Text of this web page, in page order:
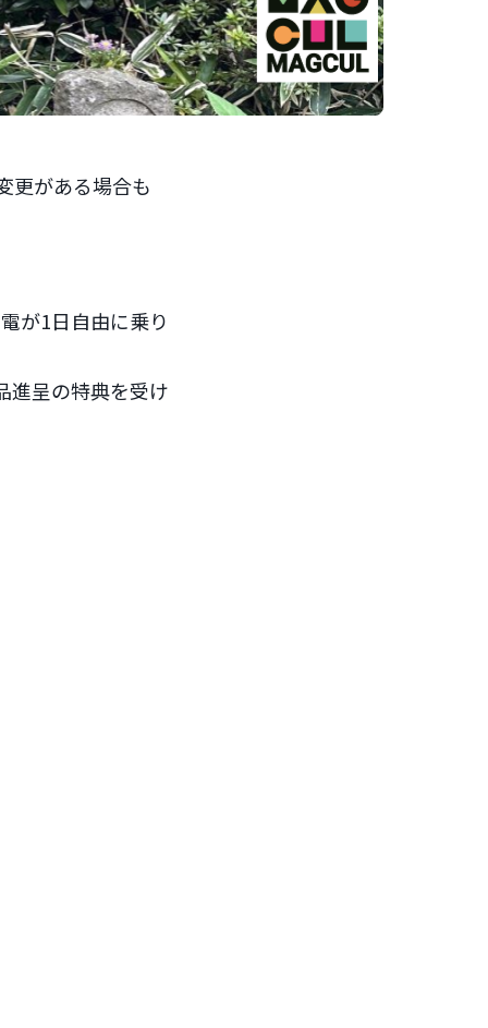
更がある場合も
が1日自由に乗り
進呈の特典を受け